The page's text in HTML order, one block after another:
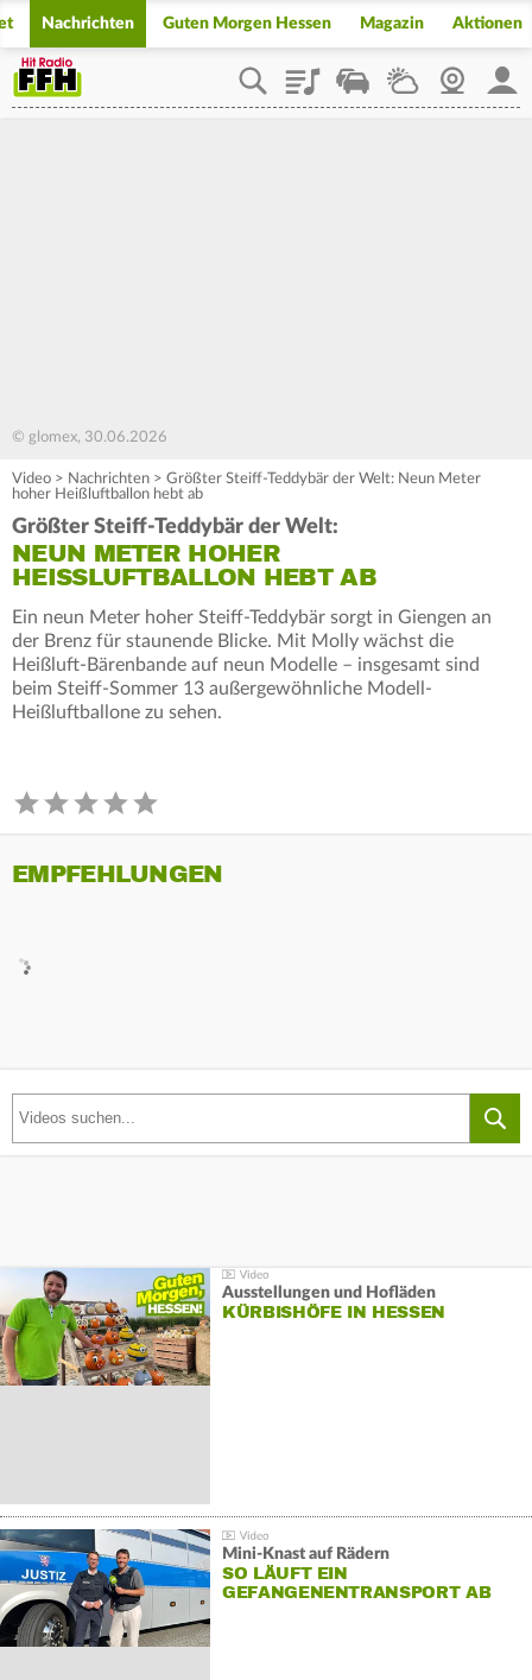
Nachrichten Guten Morgen Hessen Magazin Aktionen
PlaylistStaupilotWetterWebcam
© glomex, 30.06.2026
Video > Nachrichten > Größter Steiff-Teddybär der Welt: Neun Meter
hoher Heißluftballon hebt ab
Größter Steiff-Teddybär der Welt:
NEUN METER HOHER
HEISSLUFTBALLON HEBT AB
Ein neun Meter hoher Steiff-Teddybär sorgt in Giengen an
der Brenz für staunende Blicke. Mit Molly wächst die
Heißluft-Bärenbande auf neun Modelle – insgesamt sind
beim Steiff-Sommer 13 außergewöhnliche Modell-
Heißluftballone zu sehen.
EMPFEHLUNGEN
Ausstellungen und Hofläden
KÜRBISHÖFE IN HESSEN
Mini-Knast auf Rädern
SO LÄUFT EIN
GEFANGENENTRANSPORT AB